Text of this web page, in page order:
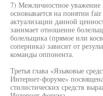
7) Межличностное уважение
основывается на понятии
актуализации данной
занимает отношение
болельщика (прямое или
соперника) зависит от
команды оппонента.
Третья глава «Языковые
Интернет-форуме»
стилистических средств